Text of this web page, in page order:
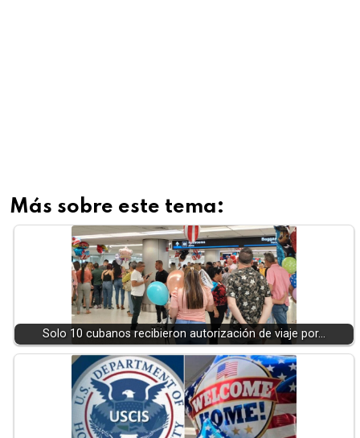
Más sobre este tema:
Solo 10 cubanos recibieron autorización de viaje por…